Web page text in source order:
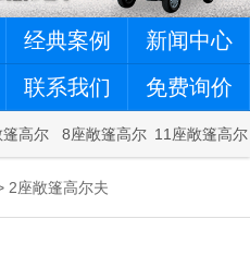
经典案例
新闻中心
联系我们 免费询价
高尔 8座敞篷高尔
夫
11座敞篷高尔
2座敞篷高尔夫